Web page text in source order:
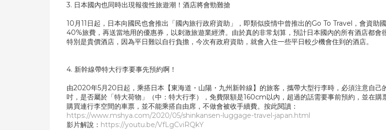
3. 日本國內也同時出現報復性旅遊潮！酒店將會勁難搶
10月11日起，日本向國民也會推出「國內旅行政府資助」，即類似疫情中曾推出的Go To Travel，會資助
40%旅費，再送當地用的優惠券，以刺激旅遊業經濟。由於真的非常划算，預計日本國內的所有酒店都會
特別是貴價酒店，因為平日難以自行負擔，今次有政府資助，就會入住一些平日較少機會住到的酒店。
4. 新幹線帶特大行李要事先預約啊！
由2020年5月20日起，乘搭日本【東海道・山陽・九州新幹線】的旅客，攜帶大型行李時，必須注意自己
吋，是否屬於「特大荷物」（中：特大行李），免費限額是160cm以內，超過的話需要事前預約，並在購
購買連行李空間的車票，並不能乘搭自由席，不做會被收手續費。按此閱讀：
https://www.mshya.com/2020/05/shinkansen-luggage-travel-japan.html
影片解說： https://youtu.be/VfLgCviRQkY